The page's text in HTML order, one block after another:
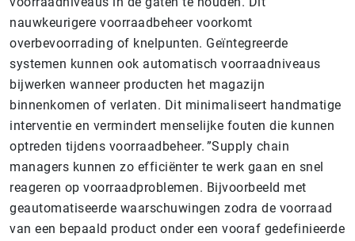
nauwkeurigere voorraadbeheer voorkomt
overbevoorrading of knelpunten. Geïntegreerde
systemen kunnen ook automatisch voorraadniveaus
bijwerken wanneer producten het magazijn
binnenkomen of verlaten. Dit minimaliseert handmatige
interventie en vermindert menselijke fouten die kunnen
optreden tijdens voorraadbeheer. ”Supply chain
managers kunnen zo efficiënter te werk gaan en snel
reageren op voorraadproblemen. Bijvoorbeeld met
geautomatiseerde waarschuwingen zodra de voorraad
van een bepaald product onder een vooraf gedefinieerde